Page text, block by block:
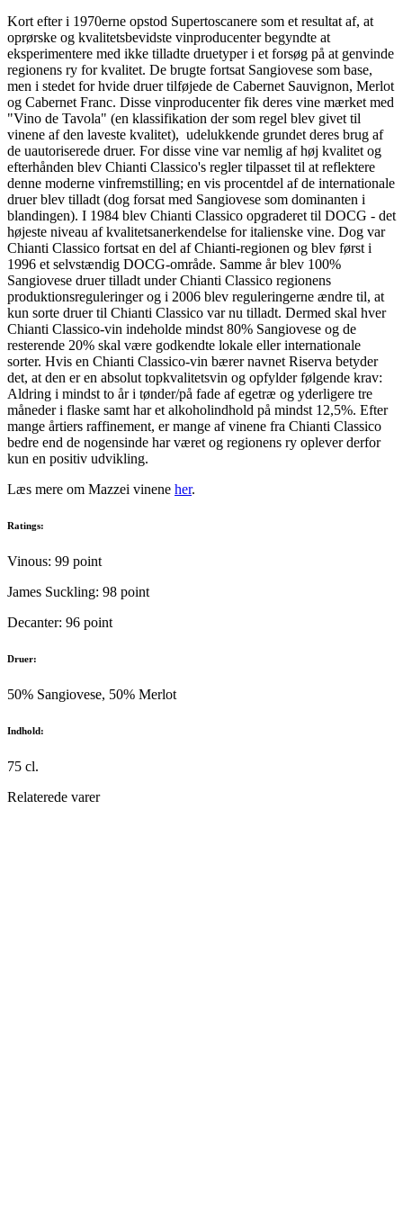
Kort efter i 1970erne opstod Supertoscanere som et resultat af, at
oprørske og kvalitetsbevidste vinproducenter begyndte at
eksperimentere med ikke tilladte druetyper i et forsøg på at genvinde
regionens ry for kvalitet. De brugte fortsat Sangiovese som base,
men i stedet for hvide druer tilføjede de Cabernet Sauvignon, Merlot
og Cabernet Franc. Disse vinproducenter fik deres vine mærket med
"Vino de Tavola" (en klassifikation der som regel blev givet til
vinene af den laveste kvalitet), udelukkende grundet deres brug af
de uautoriserede druer. For disse vine var nemlig af høj kvalitet og
efterhånden blev Chianti Classico's regler tilpasset til at reflektere
denne moderne vinfremstilling; en vis procentdel af de internationale
druer blev tilladt (dog forsat med Sangiovese som dominanten i
blandingen). I 1984 blev Chianti Classico opgraderet til DOCG - det
højeste niveau af kvalitetsanerkendelse for italienske vine. Dog var
Chianti Classico fortsat en del af Chianti-regionen og blev først i
1996 et selvstændig DOCG-område. Samme år blev 100%
Sangiovese druer tilladt under Chianti Classico regionens
produktionsreguleringer og i 2006 blev reguleringerne ændre til, at
kun sorte druer til Chianti Classico var nu tilladt. Dermed skal hver
Chianti Classico-vin indeholde mindst 80% Sangiovese og de
resterende 20% skal være godkendte lokale eller internationale
sorter. Hvis en Chianti Classico-vin bærer navnet Riserva betyder
det, at den er en absolut topkvalitetsvin og opfylder følgende krav:
Aldring i mindst to år i tønder/på fade af egetræ og yderligere tre
måneder i flaske samt har et alkoholindhold på mindst 12,5%. Efter
mange årtiers raffinement, er mange af vinene fra Chianti Classico
bedre end de nogensinde har været og regionens ry oplever derfor
kun en positiv udvikling.
Læs mere om Mazzei vinene her.
Ratings:
Vinous: 99 point
James Suckling: 98 point
Decanter: 96 point
Druer:
50% Sangiovese, 50% Merlot
Indhold:
75 cl.
Relaterede varer